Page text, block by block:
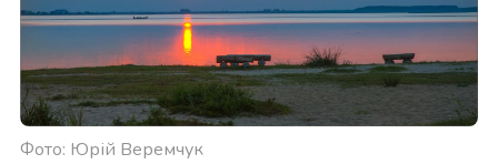
Фото: Юрій Веремчук